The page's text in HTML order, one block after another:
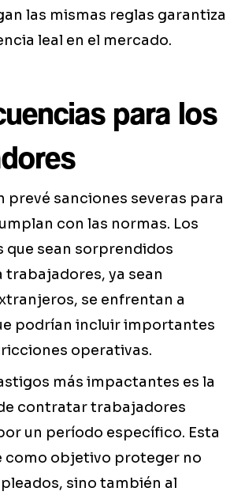
las mismas reglas garantiza
leal en el mercado.
para los
prevé sanciones severas para
con las normas. Los
que sean sorprendidos
trabajadores, ya sean
se enfrentan a
podrían incluir importantes
operativas.
más impactantes es la
contratar trabajadores
un período específico. Esta
como objetivo proteger no
sino también al